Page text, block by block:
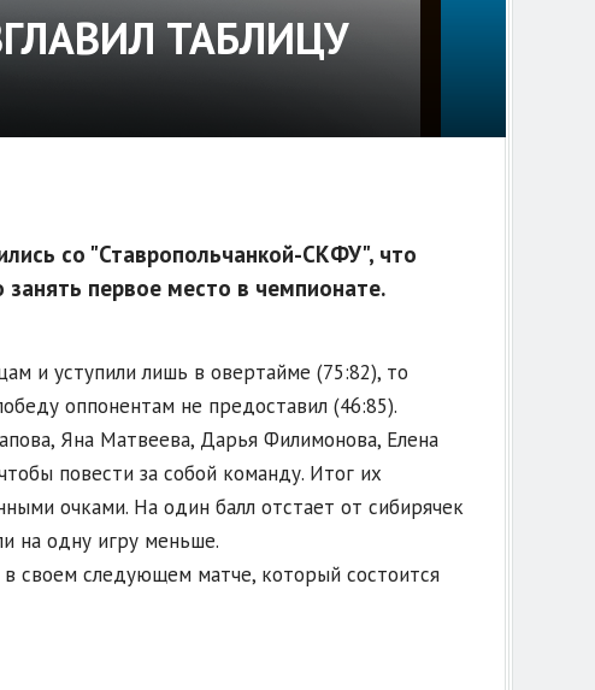
ТАБЛИЦУ
со "Ставропольчанкой-СКФУ", что
первое место в чемпионате.
и уступили лишь в овертайме (75:82), то
оппонентам не предоставил (46:85).
Яна Матвеева, Дарья Филимонова, Елена
повести за собой команду. Итог их
очками. На один балл отстает от сибирячек
на одну игру меньше.
своем следующем матче, который состоится